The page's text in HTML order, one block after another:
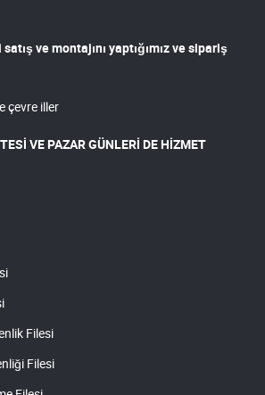
ve montajını yaptığımız ve sipariş
çevre iller
VE PAZAR GÜNLERİ DE HİZMET
Filesi
Filesi